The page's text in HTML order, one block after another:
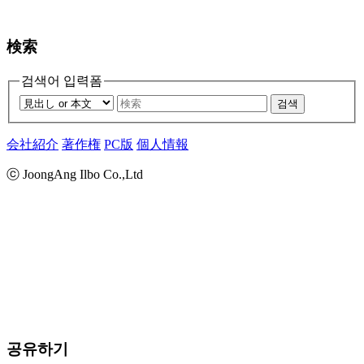
検索
검색어 입력폼
검색
会社紹介 著作権 PC版 個人情報
ⓒ JoongAng Ilbo Co.,Ltd
공유하기